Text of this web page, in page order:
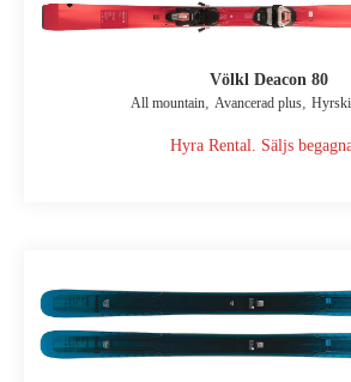
Völkl Deacon 80
All mountain, Avancerad plus,
Hyra Rental. Säljs